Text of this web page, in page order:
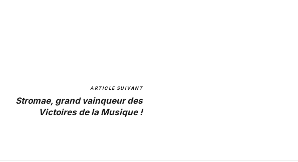
ARTICLE SUIVANT
Stromae, grand vainqueur des
Victoires de la Musique !